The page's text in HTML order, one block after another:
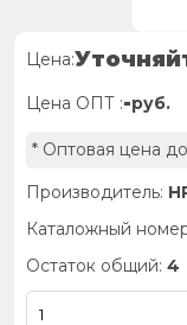
Цена:
Цена ОПТ :-руб.
* Оптовая цена
Производитель:
Каталожный
Остаток общий: 4